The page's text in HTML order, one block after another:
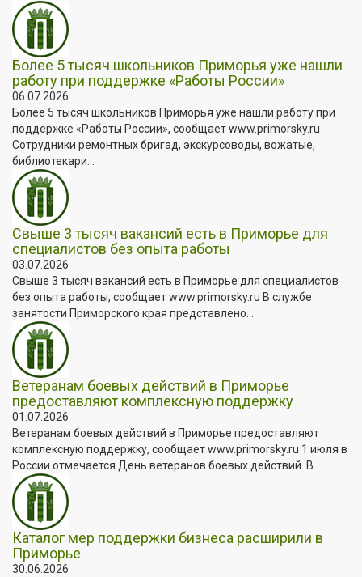
Более 5 тысяч школьников Приморья уже нашли
работу при поддержке «Работы России»
06.07.2026
Более 5 тысяч школьников Приморья уже нашли работу при
поддержке «Работы России», сообщает www.primorsky.ru
Сотрудники ремонтных бригад, экскурсоводы, вожатые,
библиотекари...
Свыше 3 тысяч вакансий есть в Приморье для
специалистов без опыта работы
03.07.2026
Свыше 3 тысяч вакансий есть в Приморье для специалистов
без опыта работы, сообщает www.primorsky.ru В службе
занятости Приморского края представлено...
Ветеранам боевых действий в Приморье
предоставляют комплексную поддержку
01.07.2026
Ветеранам боевых действий в Приморье предоставляют
комплексную поддержку, сообщает www.primorsky.ru 1 июля в
России отмечается День ветеранов боевых действий. В...
Каталог мер поддержки бизнеса расширили в
Приморье
30.06.2026